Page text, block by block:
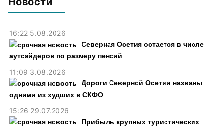
16:22 5.08.2026
Северная Осетия остается в числе
аутсайдеров по размеру пенсий
11:09 3.08.2026
Дороги Северной Осетии названы
одними из худших в СКФО
15:26 29.07.2026
Прибыль крупных туристических